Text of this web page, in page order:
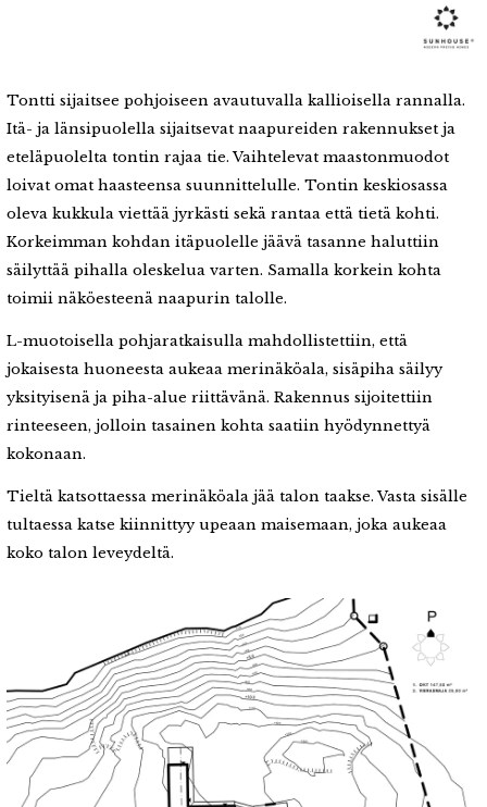
Tontti sijaitsee pohjoiseen avautuvalla kallioisella rannalla.
Itä- ja länsipuolella sijaitsevat naapureiden rakennukset ja
eteläpuolelta tontin rajaa tie. Vaihtelevat maastonmuodot
loivat omat haasteensa suunnittelulle. Tontin keskiosassa
oleva kukkula viettää jyrkästi sekä rantaa että tietä kohti.
Korkeimman kohdan itäpuolelle jäävä tasanne haluttiin
säilyttää pihalla oleskelua varten. Samalla korkein kohta
toimii näköesteenä naapurin talolle.
L-muotoisella pohjaratkaisulla mahdollistettiin, että
jokaisesta huoneesta aukeaa merinäköala, sisäpiha säilyy
yksityisenä ja piha-alue riittävänä. Rakennus sijoitettiin
rinteeseen, jolloin tasainen kohta saatiin hyödynnettyä
kokonaan.
Tieltä katsottaessa merinäköala jää talon taakse. Vasta sisälle
tultaessa katse kiinnittyy upeaan maisemaan, joka aukeaa
koko talon leveydeltä.